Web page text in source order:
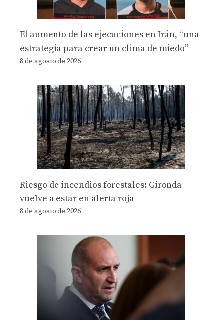
El aumento de las ejecuciones en Irán, “una
estrategia para crear un clima de miedo”
8 de agosto de 2026
Riesgo de incendios forestales: Gironda
vuelve a estar en alerta roja
8 de agosto de 2026